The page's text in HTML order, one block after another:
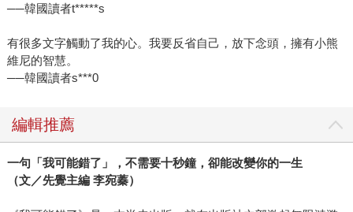
──韓國讀者t*****s
有很多文字觸動了我的心。我要反省自己，放下念頭，擁有小熊
維尼的智慧。
──韓國讀者s***0
編輯推薦
一句「我可能錯了」，不需要十秒鐘，卻能改變你的一生
（文／先覺主編 李宛蓁）